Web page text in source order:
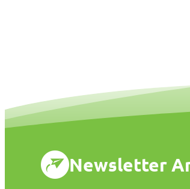
Newsletter